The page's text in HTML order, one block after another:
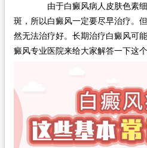
白癜风人群
白癜风部位
在线问诊
由于白癜风病人皮肤色素细
斑，所以白癜风一定要尽早治疗。
然无法治疗好。长期治疗白癜风可
癜风专业医院来给大家解答一下这